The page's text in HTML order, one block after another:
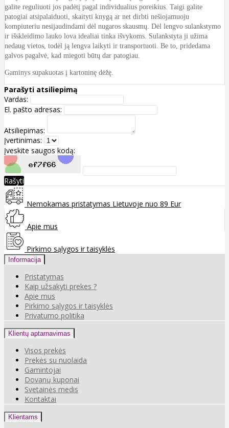
galite reguliuoti jos padėtį pagal individualius poreikius. Taigi galite
patogiai atsipalaiduoti, skaityti knygą ar net dirbti nešiojamuoju
kompiuteriu nesijaudindami dėl nugaros skausmų. Dėl lengvo sulankstymo
ir išskleidimo lauko lova idealiai tinka išvykoms. Sulankstyta ji užima
nedaug vietos, todėl ją lengva laikyti ir transportuoti. Be to, pridedama
galvos pagalvė, kad miegoti būtų dar patogiau.
Gaminys supakuotas į kartoninę dėžę.
Parašyti atsiliepimą
Vardas:
El. pašto adresas:
Atsiliepimas:
Įvertinimas:
Įveskite saugos kodą:
Rašyti
Nemokamas pristatymas Lietuvoje nuo 89 Eur
Apie mus
Pirkimo sąlygos ir taisyklės
Informacija
Pristatymas
Kaip užsakyti prekes ?
Apie mus
Pirkimo sąlygos ir taisyklės
Privatumo politika
Klientų aptarnavimas
Visos prekės
Prekės su nuolaida
Gamintojai
Dovanų kuponai
Svetainės medis
Kontaktai
Klientams